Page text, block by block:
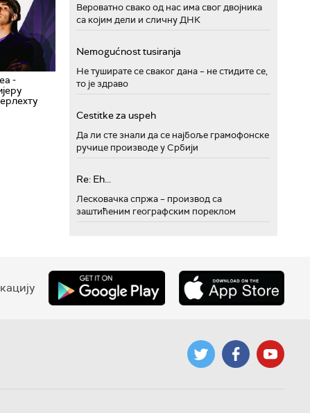
-
Вероватно свако од нас има свог двојника
са којим дели и сличну ДНК
Nemogućnost tusiranja
Не туширате се сваког дана – не стидите се,
то је здраво
Cestitke za uspeh
Да ли сте знали да се најбоље грамофонске
ручице производе у Србији
Re: Eh...
Лесковачка спржа – производ са
заштићеним географским пореклом